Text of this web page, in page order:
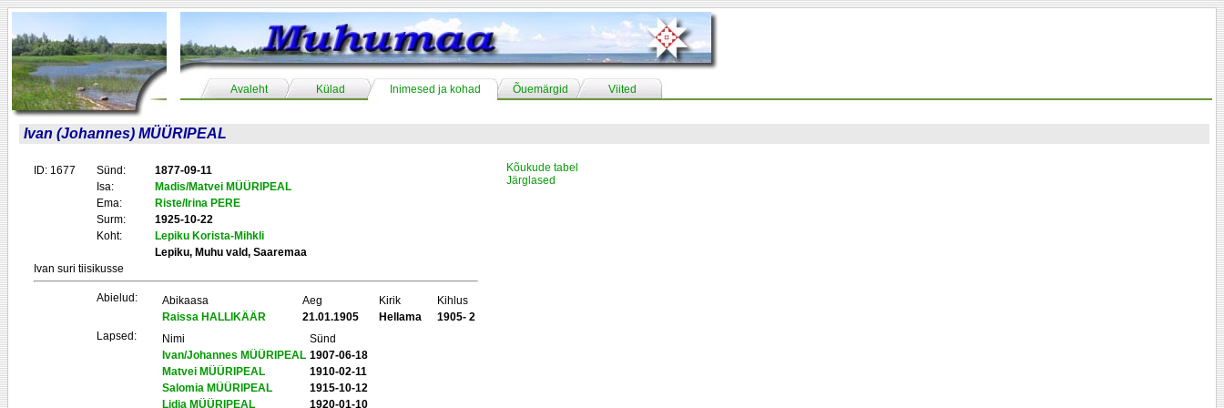
Avaleht Külad Inimesed ja kohad Õuemärgid Viited
Ivan (Johannes) MÜÜRIPEAL
ID: 1677 Sünd:
1877-09-11
Isa:
Madis/Matvei MÜÜRIPEAL
Ema:
Riste/Irina PERE
Surm:
1925-10-22
Koht:
Lepiku Korista-Mihkli
Lepiku, Muhu vald, Saaremaa
Ivan suri tiisikusse
Abielud: Abikaasa Aeg Kirik
Kihlus
Raissa HALLIKÄÄR
21.01.1905 Hellama
1905- 2
Lapsed:
Nimi
Sünd
Ivan/Johannes MÜÜRIPEAL 1907-06-18
Matvei MÜÜRIPEAL
1910-02-11
Salomia MÜÜRIPEAL
1915-10-12
Lidia MÜÜRIPEAL
1920-01-10
Kõukude tabel
Järglased